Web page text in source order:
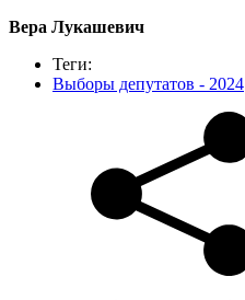
Вера Лукашевич
Теги:
Выборы депутатов - 2024